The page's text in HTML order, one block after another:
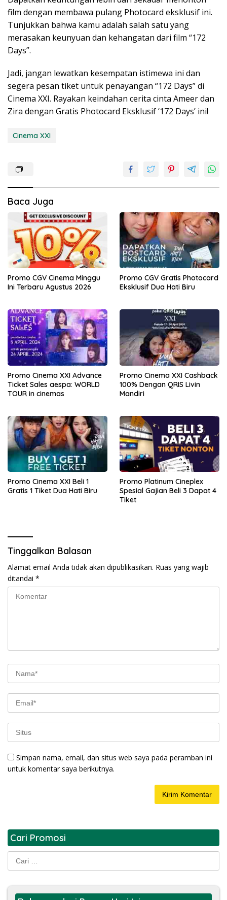
film dengan membawa pulang Photocard eksklusif ini.
Tunjukkan bahwa kamu adalah salah satu yang
merasakan keunyuan dan kehangatan dari film “172
Days”.
Jadi, jangan lewatkan kesempatan istimewa ini dan
segera pesan tiket untuk penayangan “172 Days” di
Cinema XXI. Rayakan keindahan cerita cinta Ameer dan
Zira dengan Gratis Photocard Eksklusif ‘172 Days’ ini!
Cinema XXI
Baca Juga
Promo CGV Cinema Minggu
Ini Terbaru Agustus 2026
Promo CGV Gratis Photocard
Eksklusif Dua Hati Biru
Promo Cinema XXI Advance
Ticket Sales aespa: WORLD
TOUR in cinemas
Promo Cinema XXI Cashback
100% Dengan QRIS Livin
Mandiri
Promo Cinema XXI Beli 1
Gratis 1 Tiket Dua Hati Biru
Promo Platinum Cineplex
Spesial Gajian Beli 3 Dapat 4
Tiket
Tinggalkan Balasan
Alamat email Anda tidak akan dipublikasikan. Ruas yang wajib
ditandai *
Simpan nama, email, dan situs web saya pada peramban ini
untuk komentar saya berikutnya.
Cari Promosi
Cari
untuk: